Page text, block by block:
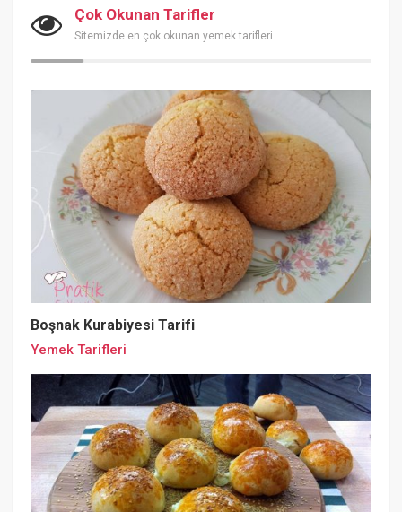
Çok Okunan Tarifler
Sitemizde en çok okunan yemek tarifleri
Boşnak Kurabiyesi Tarifi
Yemek Tarifleri